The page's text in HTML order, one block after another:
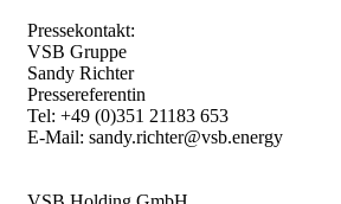
Pressekontakt:
VSB Gruppe
Sandy Richter
Pressereferentin
Tel: +49 (0)351 21183 653
E-Mail: sandy.richter@vsb.energy